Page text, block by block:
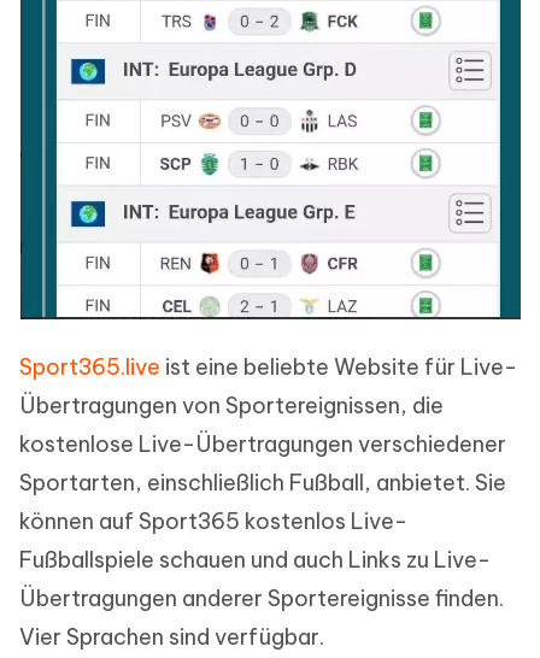
Sport365.live ist eine beliebte Website für Live-
Übertragungen von Sportereignissen, die
kostenlose Live-Übertragungen verschiedener
Sportarten, einschließlich Fußball, anbietet. Sie
können auf Sport365 kostenlos Live-
Fußballspiele schauen und auch Links zu Live-
Übertragungen anderer Sportereignisse finden.
Vier Sprachen sind verfügbar.